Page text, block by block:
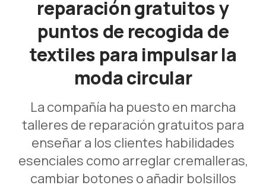
reparación gratuitos y
puntos de recogida de
textiles para impulsar la
moda circular
La compañía ha puesto en marcha
talleres de reparación gratuitos para
enseñar a los clientes habilidades
esenciales como arreglar cremalleras,
cambiar botones o añadir bolsillos